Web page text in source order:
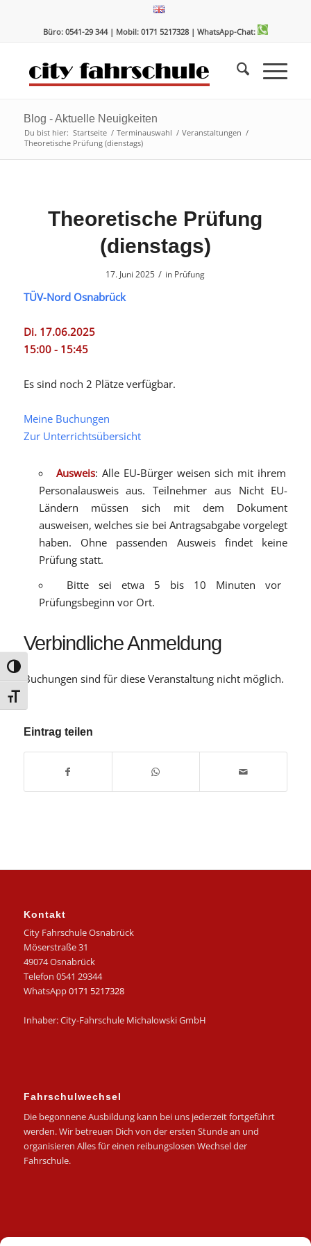
Umschalten auf hohe Kontraste
Schrift vergrößern
Büro: 0541-29 344 | Mobil: 0171 5217328 | WhatsApp-Chat:
Blog - Aktuelle Neuigkeiten
Du bist hier: Startseite / Terminauswahl / Veranstaltungen /
Theoretische Prüfung (dienstags)
Theoretische Prüfung
(dienstags)
17. Juni 2025 / in Prüfung
TÜV-Nord Osnabrück
Di. 17.06.2025
15:00 - 15:45
Es sind noch 2 Plätze verfügbar.
Meine Buchungen
Zur Unterrichtsübersicht
Ausweis: Alle EU-Bürger weisen sich mit ihrem
Personalausweis aus. Teilnehmer aus Nicht EU-
Ländern müssen sich mit dem Dokument
ausweisen, welches sie bei Antragsabgabe vorgelegt
haben. Ohne passenden Ausweis findet keine
Prüfung statt.
Bitte sei etwa 5 bis 10 Minuten vor
Prüfungsbeginn vor Ort.
Verbindliche Anmeldung
Buchungen sind für diese Veranstaltung nicht möglich.
Eintrag teilen
Kontakt
City Fahrschule Osnabrück
Möserstraße 31
49074 Osnabrück
Telefon 0541 29344
WhatsApp0171 5217328
Inhaber: City-Fahrschule Michalowski GmbH
Fahrschulwechsel
Die begonnene Ausbildung kann bei uns jederzeit fortgeführt
werden. Wir betreuen Dich von der ersten Stunde an und
organisieren Alles für einen reibungslosen Wechsel der
Fahrschule.